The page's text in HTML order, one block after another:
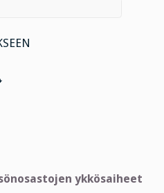
ykkösaiheet